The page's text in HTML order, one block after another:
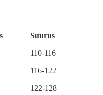
Suurus
110-116
116-122
122-128